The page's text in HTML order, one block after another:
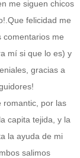
me siguen chicos
felicidad me
comentarios me
mí si que lo es) y
gracias a
romantic, por las
capita tejida, y la
la ayuda de mi
salimos